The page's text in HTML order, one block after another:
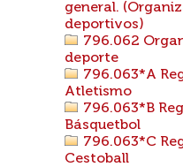
general.
deportivos)
796.062
deporte
796.063*A
Atletismo
796.063*B
Básquetbol
796.063*C
Cestoball